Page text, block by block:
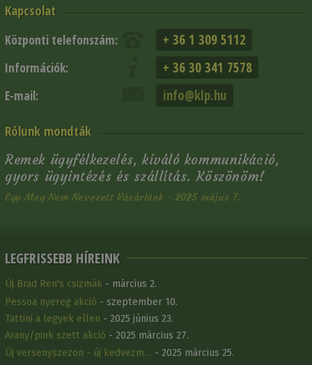
Kapcsolat
Központi telefonszám: + 36 1 309 5112
Információk: + 36 30 341 7578
E-mail: info@klp.hu
Rólunk mondták
Remek ügyfélkezelés, kiváló kommunikáció,
gyors ügyintézés és szállítás. Köszönöm!
Egy Meg Nem Nevezett Vásárlónk - 2025 május 7.
LEGFRISSEBB HÍREINK
Új Brad Ren's csizmák - március 2.
Pessoa nyereg akció - szeptember 10.
Tattini a legyek ellen - 2025 június 23.
Arany/pink szett akció - 2025 március 27.
Új versenyszezon - új kedvezm… - 2025 március 25.